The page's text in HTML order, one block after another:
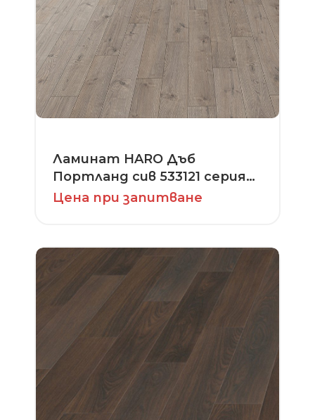
Ламинат HARO Дъб
Портланд сив 533121 серия
Tritty 100 4V
Цена при запитване